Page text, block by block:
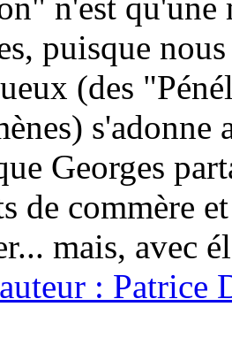
puisque
(des
Georges
de commère
mais, avec
: Patrice